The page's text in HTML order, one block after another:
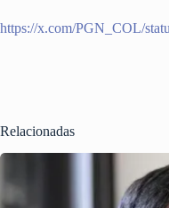
https://x.com/PGN_COL/
Relacionadas